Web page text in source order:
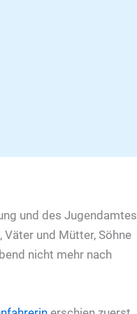
und des Jugendamtes
Väter und Mütter, Söhne
nicht mehr nach